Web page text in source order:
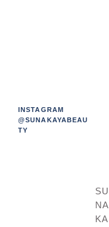
INSTAGRAM
@SUNAKAYABEAU
TY
SU
NA
KA